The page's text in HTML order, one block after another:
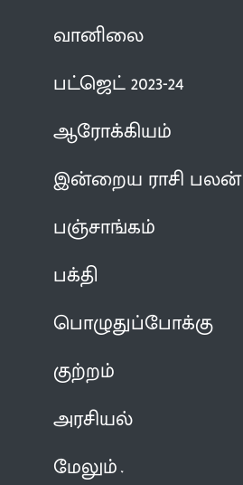
வானிலை
பட்ஜெட் 2023-24
ஆரோக்கியம்
இன்றைய ராசி பலன்
பஞ்சாங்கம்
பக்தி
பொழுதுப்போக்கு
குற்றம்
அரசியல்
மேலும்